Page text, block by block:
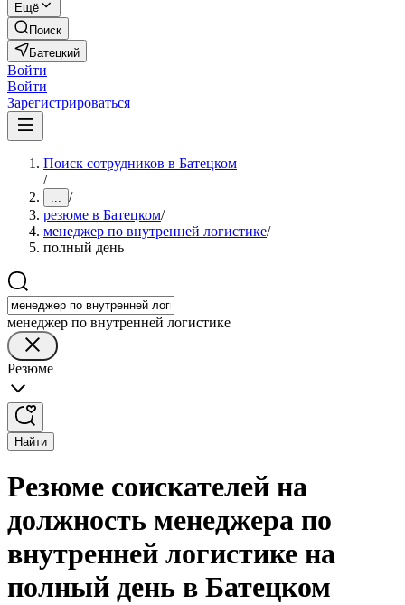
Ещё
Поиск
Батецкий
Войти
Войти
Зарегистрироваться
Поиск сотрудников в Батецком
/
... /
резюме в Батецком/
менеджер по внутренней логистике/
полный день
менеджер по внутренней логистике
Резюме
Найти
Резюме соискателей на
должность менеджера по
внутренней логистике на
полный день в Батецком